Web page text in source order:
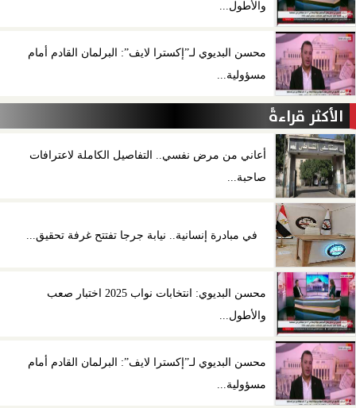
والأطول...
محسن البديوي لـ”إكسترا لايف”: البرلمان القادم أمام
مسؤولية...
الأكثر قراءةً
أعاني من مرض نفسي.. التفاصيل الكاملة لاعترافات
صاحبة...
في مبادرة إنسانية.. نيابة جرجا تفتتح غرفة تحقيق...
محسن البديوي: انتخابات نواب 2025 اختبار صعب
والأطول...
محسن البديوي لـ”إكسترا لايف”: البرلمان القادم أمام
مسؤولية...